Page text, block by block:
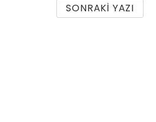
SONRAKI YAZI